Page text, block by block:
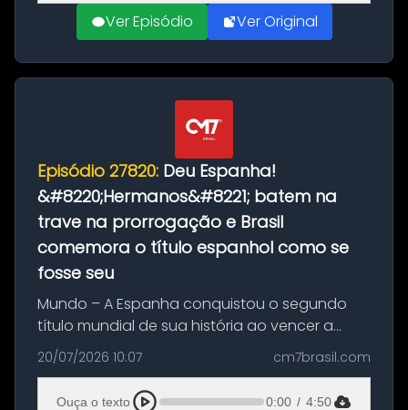
Ver Episódio Ver Original
Episódio 27820: Deu Espanha!
&#8220;Hermanos&#8221; batem na
trave na prorrogação e Brasil
comemora o título espanhol como se
fosse seu
Mundo – A Espanha conquistou o segundo
título mundial de sua história ao vencer a
Argentina por 1 a 0, neste domingo (19), na
decisão da Copa do Mundo de 2026. Depois
de um duelo sem gols durante o te...
20/07/2026 10:07 cm7brasil.com
Ouça o texto 0:00 / 4:50